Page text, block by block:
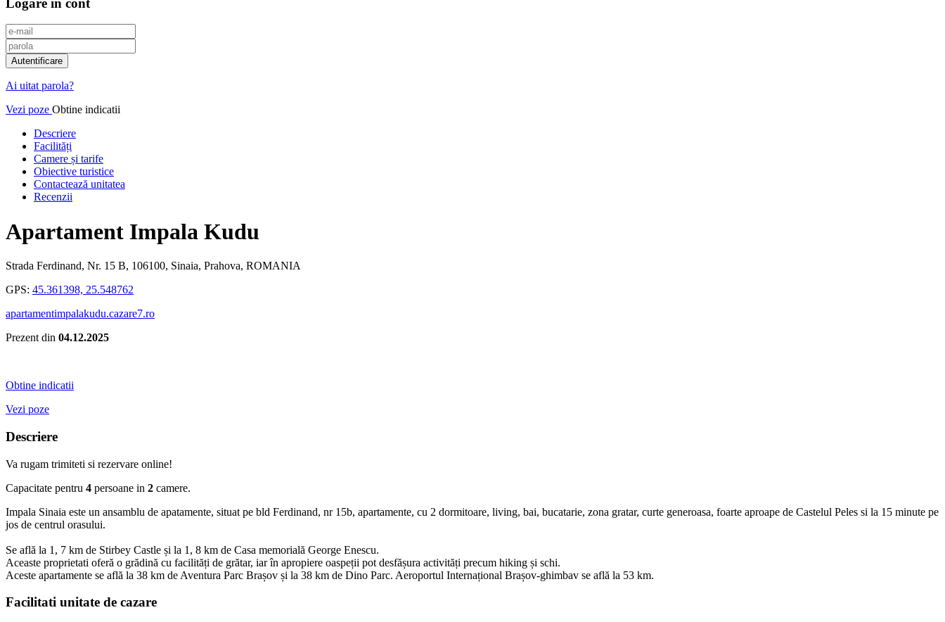
Ai uitat parola?
Vezi poze Obtine indicatii
Descriere
Facilități
Camere și tarife
Obiective turistice
Contactează unitatea
Recenzii
Apartament Impala Kudu
Strada Ferdinand, Nr. 15 B, 106100, Sinaia, Prahova, ROMANIA
GPS: 45.361398, 25.548762
apartamentimpalakudu.cazare7.ro
Prezent din 04.12.2025
Obtine indicatii
Vezi poze
Descriere
Va rugam trimiteti si rezervare online!
Capacitate pentru 4 persoane in 2 camere.
Impala Sinaia este un ansamblu de apatamente, situat pe bld Ferdinand, nr 15b, apartamente, cu 2 dormitoare, living, bai, bucatarie, zona gratar, curte generoasa, foarte aproape de Castelul Peles si la 15 minute pe
jos de centrul orasului.
Se află la 1, 7 km de Stirbey Castle și la 1, 8 km de Casa memorială George Enescu.
Aceaste proprietati oferă o grădină cu facilități de grătar, iar în apropiere oaspeții pot desfășura activități precum hiking și schi.
Aceste apartamente se află la 38 km de Aventura Parc Brașov și la 38 km de Dino Parc. Aeroportul Internațional Brașov-ghimbav se află la 53 km.
Facilitati unitate de cazare
Adauga recenzia